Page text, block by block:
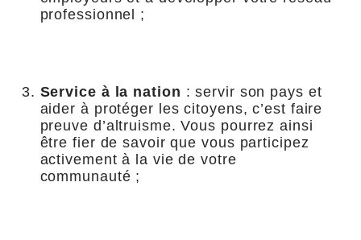
professionnel ;
Service à la nation : servir son pays et
aider à protéger les citoyens, c’est faire
preuve d’altruisme. Vous pourrez ainsi
être fier de savoir que vous participez
activement à la vie de votre
communauté ;